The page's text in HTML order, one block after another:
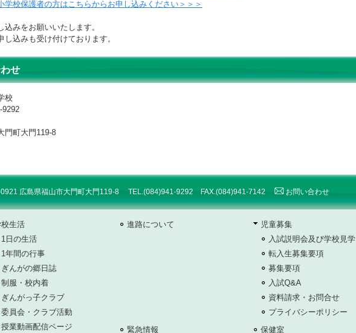
学校保護者の方はこちらからお申し込みください＞＞＞
みをお願いいたします。
込みも受け付けております。
せ
校
9292
門町大門119-8
広島県福山市大門町大門119-8 TEL.(084)941-9292 FAX.(084)941-7142 お問い合わせ
生活
1日の生活
1年間の行事
ぎんがの郷日誌
制服・校内着
ぎんがっ子クラブ
委員会・クラブ活動
授業動画配信ページ
進路について
児童募集
入試説明会及び学校見学
転入生募集要項
募集要項
入試Q&A
資料請求・お問合せ
プライバシーポリシー
緊急情報
保健室